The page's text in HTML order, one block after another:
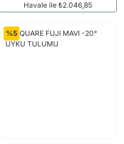
Havale ile ₺2.046,85
%5